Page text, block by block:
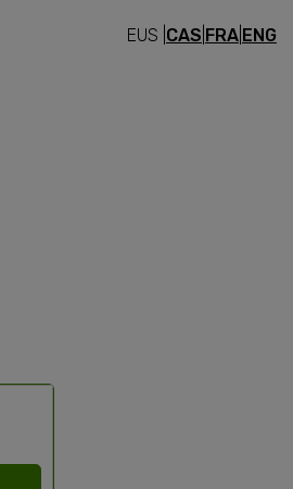
EUS | CAS FRA ENG